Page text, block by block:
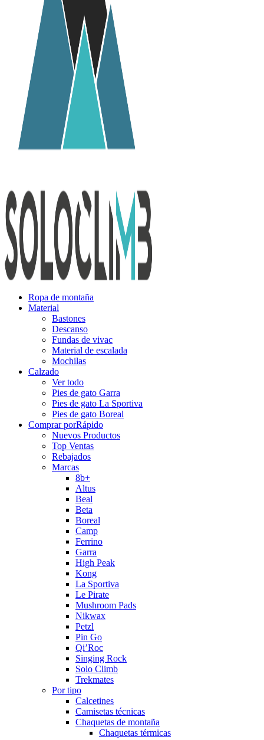
Ropa de montaña
Material
Bastones
Descanso
Fundas de vivac
Material de escalada
Mochilas
Calzado
Ver todo
Pies de gato Garra
Pies de gato La Sportiva
Pies de gato Boreal
Comprar porRápido
Nuevos Productos
Top Ventas
Rebajados
Marcas
8b+
Altus
Beal
Beta
Boreal
Camp
Ferrino
Garra
High Peak
Kong
La Sportiva
Le Pirate
Mushroom Pads
Nikwax
Petzl
Pin Go
Qi’Roc
Singing Rock
Solo Climb
Trekmates
Por tipo
Calcetines
Camisetas técnicas
Chaquetas de montaña
Chaquetas térmicas